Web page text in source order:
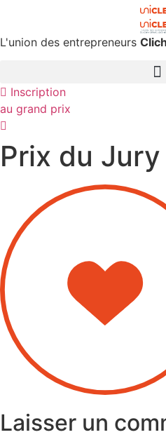
contenu
L'union des entrepreneurs
Inscription
au grand prix
Prix du Jury
Laisser un